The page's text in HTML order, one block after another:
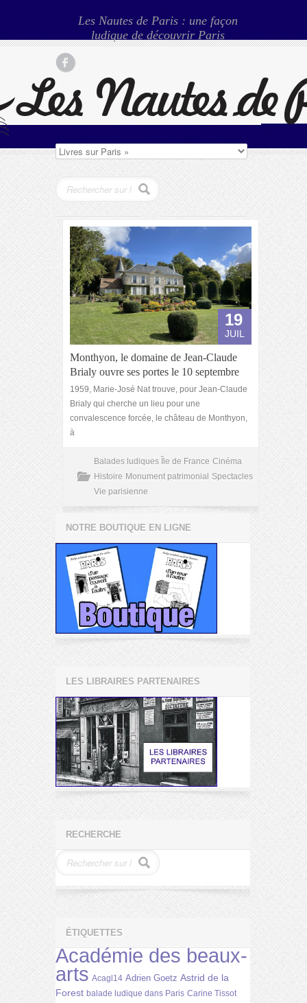
Les Nautes de Paris : une façon
ludique de découvrir Paris
19
JUIL
Monthyon, le domaine de Jean-Claude
Brialy ouvre ses portes le 10 septembre
1959, Marie-José Nat trouve, pour Jean-Claude
Brialy qui cherche un lieu pour une
convalescence forcée, le château de Monthyon,
à
Balades ludiques Île de France Cinéma
Histoire Monument patrimonial Spectacles
Vie parisienne
NOTRE BOUTIQUE EN LIGNE
LES LIBRAIRES PARTENAIRES
RECHERCHE
ÉTIQUETTES
Académie des beaux-
arts Acagl14 Adrien Goetz Astrid de la
Forest balade ludique dans Paris Carine Tissot